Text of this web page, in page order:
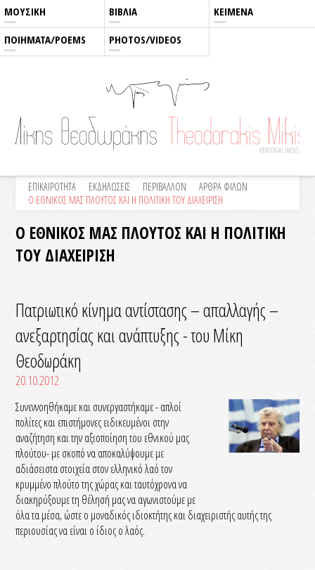
ΜΟΥΣΙΚΗ ΒΙΒΛΙΑ ΚΕΙΜΕΝΑ
ΠΟΙΗΜΑΤΑ/POEMS PHOTOS/VIDEOS
ΕΠΙΚΑΙΡΟΤΗΤΑ ΕΚΔΗΛΩΣΕΙΣ ΠΕΡΙΒΑΛΛΟΝ
ΑΡΘΡΑ ΦΙΛΩΝ
Ο ΕΘΝΙΚΟΣ ΜΑΣ ΠΛΟΥΤΟΣ ΚΑΙ Η ΠΟΛΙΤΙΚΗ ΤΟΥ ΔΙΑΧΕΙΡΙΣΗ
Ο ΕΘΝΙΚΟΣ ΜΑΣ ΠΛΟΥΤΟΣ ΚΑΙ Η ΠΟΛΙΤΙΚΗ
ΤΟΥ ΔΙΑΧΕΙΡΙΣΗ
Πατριωτικό κίνημα αντίστασης – απαλλαγής –
ανεξαρτησίας και ανάπτυξης - του Μίκη
Θεοδωράκη
20.10.2012
Συνεννοηθήκαμε και συνεργαστήκαμε - απλοί
πολίτες και επιστήμονες ειδικευμένοι στην
αναζήτηση και την αξιοποίηση του εθνικού μας
πλούτου- με σκοπό να αποκαλύψουμε με
αδιάσειστα στοιχεία στον ελληνικό λαό τον
κρυμμένο πλούτο της χώρας και ταυτόχρονα να
διακηρύξουμε τη θέλησή μας να αγωνιστούμε με
όλα τα μέσα, ώστε ο μοναδικός ιδιοκτήτης και διαχειριστής αυτής της
περιουσίας να είναι ο ίδιος ο λαός.